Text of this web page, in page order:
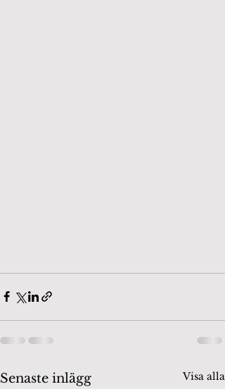
Senaste inlägg Visa alla